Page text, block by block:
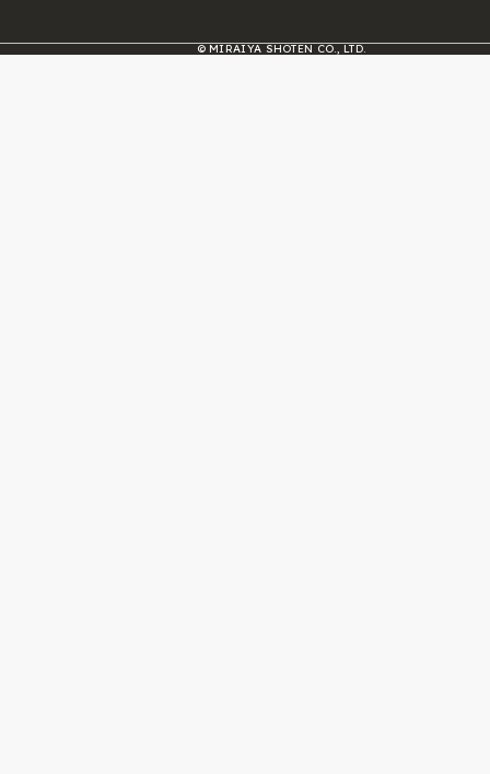
© MIRAIYA SHOTEN CO., LTD.